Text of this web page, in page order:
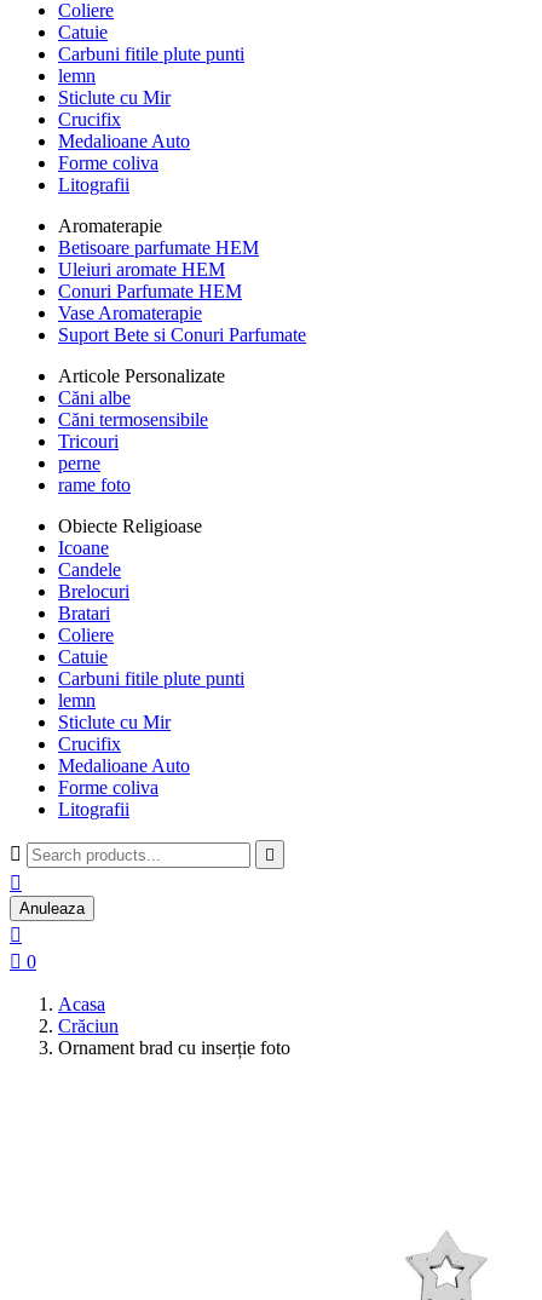
Coliere
Catuie
Carbuni fitile plute punti
lemn
Sticlute cu Mir
Crucifix
Medalioane Auto
Forme coliva
Litografii
Aromaterapie
Betisoare parfumate HEM
Uleiuri aromate HEM
Conuri Parfumate HEM
Vase Aromaterapie
Suport Bete si Conuri Parfumate
Articole Personalizate
Căni albe
Căni termosensibile
Tricouri
perne
rame foto
Obiecte Religioase
Icoane
Candele
Brelocuri
Bratari
Coliere
Catuie
Carbuni fitile plute punti
lemn
Sticlute cu Mir
Crucifix
Medalioane Auto
Forme coliva
Litografii
 

Anuleaza

 0
Acasa
Crăciun
Ornament brad cu inserție foto